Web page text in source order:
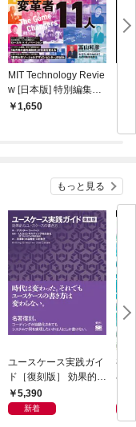
MIT Technology Revie
w [日本版] 特別編集
ポスト都市時代の社会
1,650
もっと見る
ユースケース実践ガイ
ド［復刻版］ 効果的な
ユースケースの書き方
5,390
新着
初
小